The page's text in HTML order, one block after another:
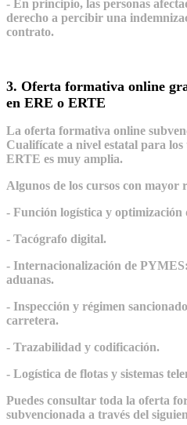
- En principio, las personas
derecho a percibir una
contrato.
3. Oferta formativa online
en ERE o ERTE
La oferta formativa online
Cualifícate a nivel estatal para
ERTE es muy amplia.
Algunos de los cursos con mayor
- Función logística y optimización
- Tacógrafo digital.
- Internacionalización de
aduanas.
- Inspección y régimen
carretera.
- Trazabilidad y codificación.
- Logística de flotas y sistemas
Puedes consultar toda la oferta
subvencionada a través del